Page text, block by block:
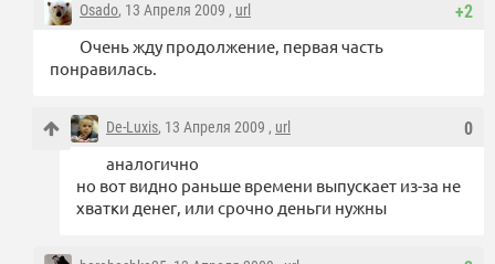
+2
Osado, 13 Апреля 2009 , url
Очень жду продолжение, первая часть
понравилась.
0
De-Luxis, 13 Апреля 2009 , url
аналогично
но вот видно раньше времени выпускает из-за не
хватки денег, или срочно деньги нужны